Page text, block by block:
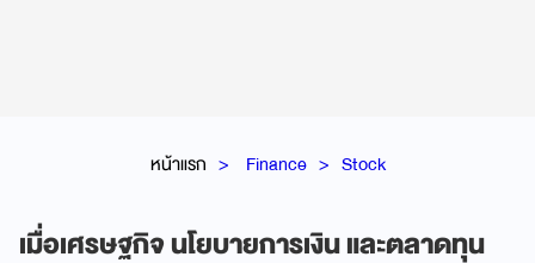
หน้าแรก Finance Stock
เมื่อเศรษฐกิจ นโยบายการเงิน และตลาดทุน